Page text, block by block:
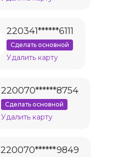
220341******6111
Сделать основной
Удалить карту
220070******8754
Сделать основной
Удалить карту
220070******9849